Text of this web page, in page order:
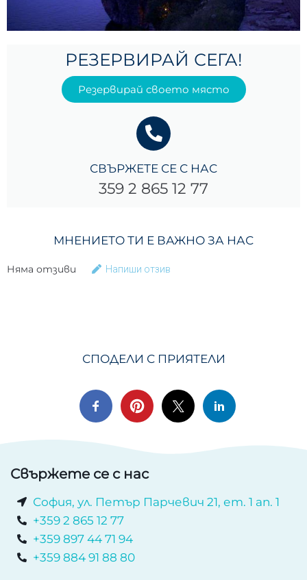
РЕЗЕРВИРАЙ СЕГА!
Резервирай своето място
СВЪРЖЕТЕ СЕ С НАС
359 2 865 12 77
МНЕНИЕТО ТИ Е ВАЖНО ЗА НАС
Няма отзиви Напиши отзив
СПОДЕЛИ С ПРИЯТЕЛИ
Свържете се с нас
София, ул. Петър Парчевич 21, ет. 1 ап. 1
+359 2 865 12 77
+359 897 44 71 94
+359 884 91 88 80